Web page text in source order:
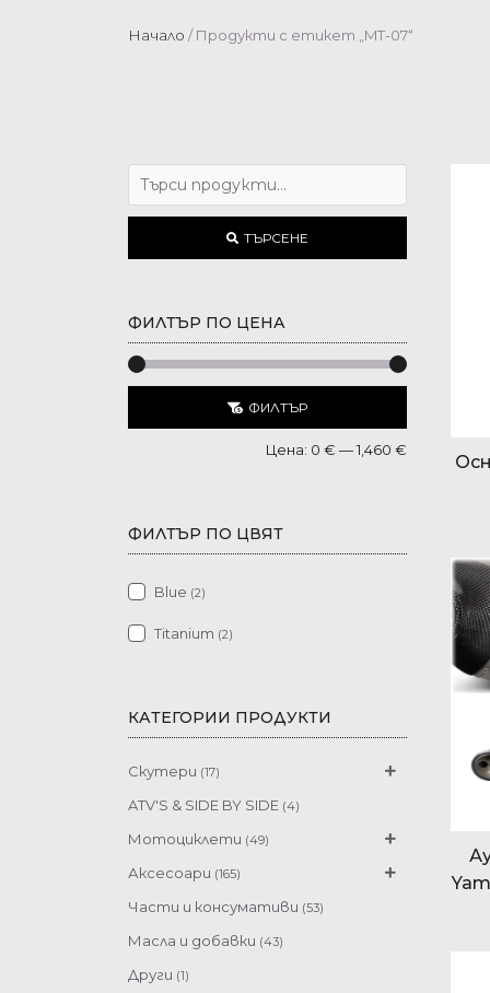
Начало / Продукти с етикет „MT-07“
ТЪРСЕНЕ
ФИЛТЪР ПО ЦЕНА
ФИЛТЪР
Цена: 0 € —1,460 €
ФИЛТЪР ПО ЦВЯТ
Blue (2)
Titanium (2)
КАТЕГОРИИ ПРОДУКТИ
Скутери (17)
Urban Mobility (5)
Sport Scooters (12)
ATV'S & SIDE BY SIDE (4)
Мотоциклети (49)
Offroad Road Competion
Supersport
Hyper Naked (9)
Sport Heritage
Аксесоари (165)
Xmax 300 2025-2026 (1)
MT-03
MT-07 2019
Части и консумативи (53)
Масла и добавки (43)
Други (1)